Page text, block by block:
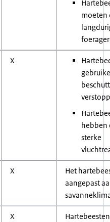
moeten
X
hebben
sterke
X
Het
aangepast
X